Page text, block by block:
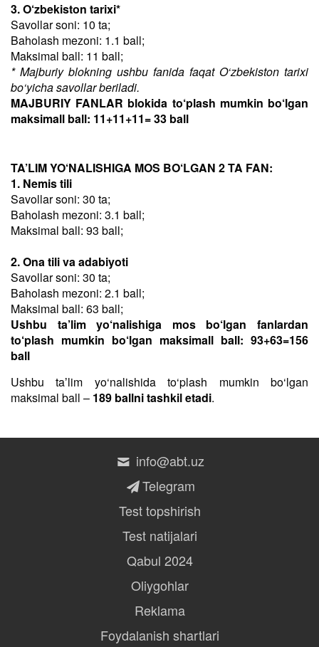
3. O‘zbekiston tarixi*
Savollar soni: 10 ta;
Baholash mezoni: 1.1 ball;
Maksimal ball: 11 ball;
* Majburiy blokning ushbu fanida faqat O‘zbekiston tarixi
bo‘yicha savollar beriladi.
MAJBURIY FANLAR blokida to‘plash mumkin bo‘lgan
maksimall ball: 11+11+11= 33 ball
TA’LIM YO‘NALISHIGA MOS BO‘LGAN 2 TA FAN:
1. Nemis tili
Savollar soni: 30 ta;
Baholash mezoni: 3.1 ball;
Maksimal ball: 93 ball;
2. Ona tili va adabiyoti
Savollar soni: 30 ta;
Baholash mezoni: 2.1 ball;
Maksimal ball: 63 ball;
Ushbu ta’lim yo‘nalishiga mos bo‘lgan fanlardan
to‘plash mumkin bo‘lgan maksimall ball: 93+63=156
ball
Ushbu taʼlim yo‘nalishida to‘plash mumkin bo‘lgan
maksimal ball – 189 ballni tashkil etadi.
info@abt.uz
Telegram
Test topshirish
Test natijalari
Qabul 2024
Oliygohlar
Reklama
Foydalanish shartlari